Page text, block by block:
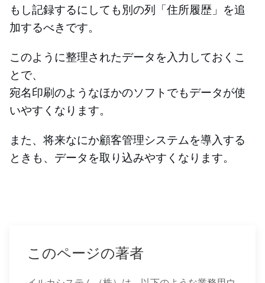
もし記録するにしても別の列「住所履歴」を追
加するべきです。
このように整理されたデータを入力しておくこ
とで、
宛名印刷のようなほかのソフトでもデータが使
いやすくなります。
また、将来なにか顧客管理システムを導入する
ときも、データを取り込みやすくなります。
このページの著者